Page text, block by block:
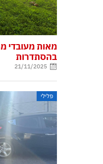
מאות מעובדי
בהסתדרות
21/11/2025
פלילי